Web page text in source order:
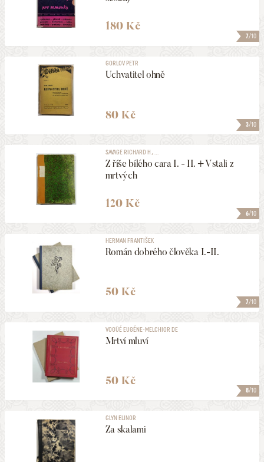
7/10
180 Kč
3/10
GORLOV PETR
Uchvatitel ohně
80 Kč
6/10
SAVAGE RICHARD H., ...
Z říše bílého cara I. - II. + Vstali z
mrtvých
120 Kč
7/10
HERMAN FRANTIŠEK
Román dobrého člověka I.-II.
50 Kč
8/10
VOGÜÉ EUGÉNE-MELCHIOR DE
Mrtví mluví
50 Kč
GLYN ELINOR
Za skalami